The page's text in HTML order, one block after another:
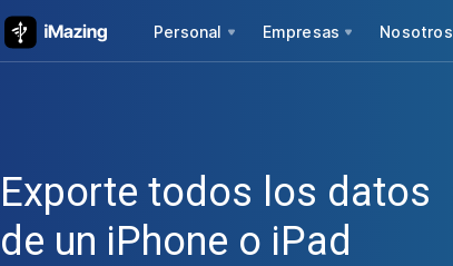
Personal Empresas Nosotros
Exporte todos los datos
de un iPhone o iPad